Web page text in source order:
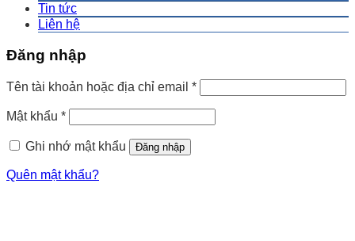
Tin tức
Liên hệ
Đăng nhập
Tên tài khoản hoặc địa chỉ email *
Mật khẩu *
Ghi nhớ mật khẩu Đăng nhập
Quên mật khẩu?